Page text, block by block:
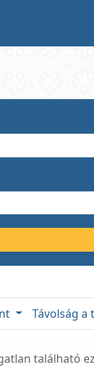
Távolság
található